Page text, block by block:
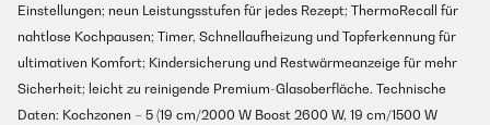
Einstellungen; neun Leistungsstufen für jedes Rezept; ThermoRecall für
nahtlose Kochpausen; Timer, Schnellaufheizung und Topferkennung für
ultimativen Komfort; Kindersicherung und Restwärmeanzeige für mehr
Sicherheit; leicht zu reinigende Premium-Glasoberfläche. Technische
Daten: Kochzonen – 5 (19 cm/2000 W Boost 2600 W, 19 cm/1500 W